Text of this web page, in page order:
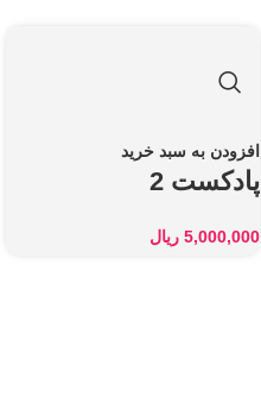
افزودن به سبد خرید
پادکست 2
5,000,000 ریال